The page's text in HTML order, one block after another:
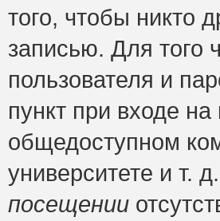
того, чтобы никто
записью. Для того
пользователя и
пункт при входе
общедоступном
университете и т.
посещении